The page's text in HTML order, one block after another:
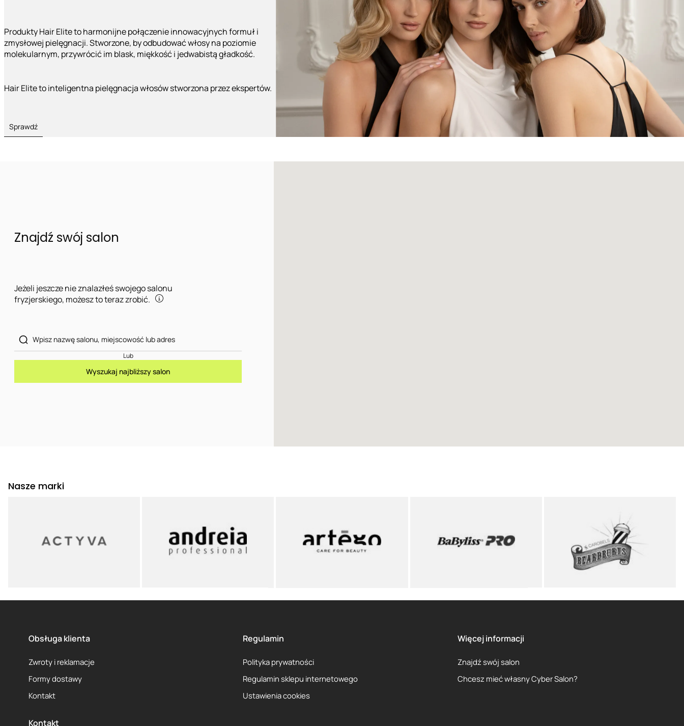
Produkty Hair Elite to harmonijne połączenie innowacyjnych formuł i
zmysłowej pielęgnacji. Stworzone, by odbudować włosy na poziomie
molekularnym, przywrócić im blask, miękkość i jedwabistą gładkość.
Hair Elite to inteligentna pielęgnacja włosów stworzona przez ekspertów.
Sprawdź
Znajdź swój salon
Jeżeli jeszcze nie znalazłeś swojego salonu
fryzjerskiego, możesz to teraz zrobić.
Lub
Wyszukaj najbliższy salon
Nasze marki
Obsługa klienta
Zwroty i reklamacje
Formy dostawy
Kontakt
Regulamin
Polityka prywatności
Regulamin sklepu internetowego
Ustawienia cookies
Więcej informacji
Znajdź swój salon
Chcesz mieć własny Cyber Salon?
Kontakt